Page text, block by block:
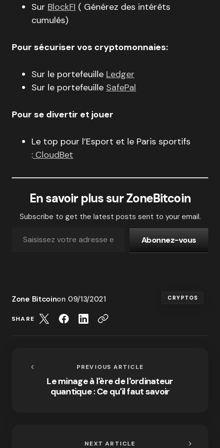
Sur BlockFI ( Générez des intérêts
cumulés)
Pour sécuriser vos cryptomonnaies:
Sur le portefeuille Ledger
Sur le portefeuille SafePal
Pour se divertir et jouer
Le top pour l’Esport et le Paris sportifs
: CloudBet
En savoir plus sur ZoneBitcoin
Subscribe to get the latest posts sent to your email.
Abonnez-vous
Zone Bitcoinon 09/13/2021 CRYPTOS
SHARE
PREVIOUS ARTICLE
Le minage à l'ère de l'ordinateur
quantique : Ce qu'il faut savoir
NEXT ARTICLE